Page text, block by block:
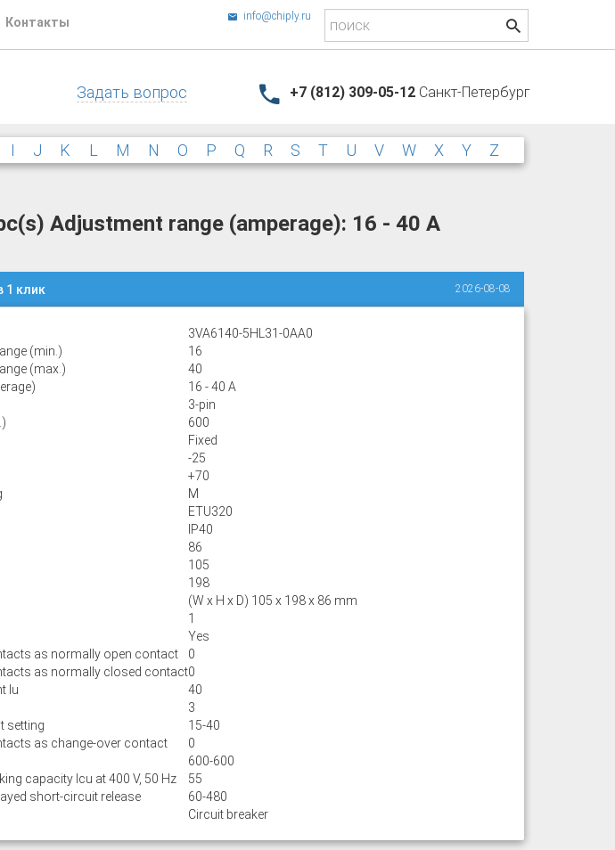
Контакты info@chiply.ru
Задать вопрос +7 (812) 309-05-12 Санкт-Петербург
I J K L M N O P Q R S T U VW XY Z
Adjustment range (amperage): 16 - 40 A
1 клик 2026-08-08
3VA6140-5HL31-0AA0
(min.)
16
(max.)
40
16 - 40 A
3-pin
600
Fixed
-25
+70
M
ETU320
IP40
86
105
198
(W x H x D) 105 x 198 x 86 mm
1
Yes
as normally open contact
0
as normally closed contact0
Iu
40
3
setting
15-40
as change-over contact
0
600-600
capacity lcu at 400 V, 50 Hz
55
short-circuit release
60-480
Circuit breaker